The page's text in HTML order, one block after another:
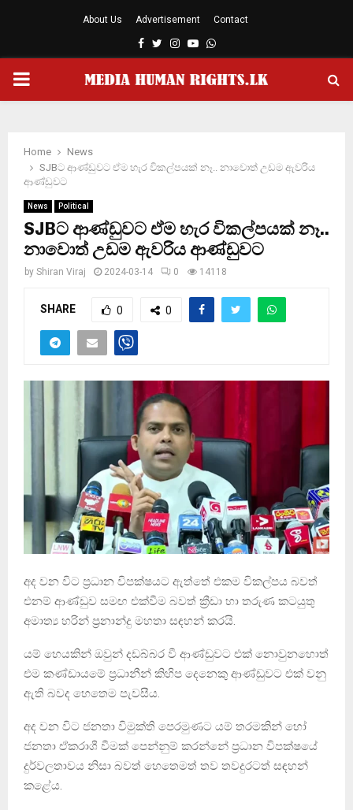
About Us Advertisement Contact
Facebook
TwitterInstagram
YoutubeWhatsapp
PRIMARY
Home
News
SJBට ආණ්ඩුවට ඒම හැර විකල්පයක් නෑ.. නාවොත් උඩම ඇවරිය
ආණ්ඩුවට
News Political
SJBට ආණ්ඩුවට ඒම හැර විකල්පයක් නෑ..
නාවොත් උඩම ඇවරිය ආණ්ඩුවට
by Shiran Viraj 2024-03-14 0 14118
SHARE 0 0
අද වන විට ප්‍රධාන විපක්ෂයට ඇත්තේ එකම විකල්පය බවත්
එනම් ආණ්ඩුව සමඟ එක්වීම බවත් ක්‍රීඩා හා තරුණ කටයුතු
අමාත්‍ය හරින් ප්‍රනාන්දු මහතා සඳහන් කරයි.
යම් හෙයකින් ඔවුන් දඩබ්බර වී ආණ්ඩුවට එක් නොවුනහොත්
එම කණ්ඩායමේ ප්‍රධානීන් කිහිප දෙනෙකු ආණ්ඩුවට එක් වනු
ඇති බවද හෙතෙම පැවසීය.
අද වන විට ජනතා විමුක්ති පෙරමුණට යම් තරමකින් හෝ
ජනතා ඒකරාශී වීමක් පෙන්නුම් කරන්නේ ප්‍රධාන විපක්ෂයේ
දුර්වලතාවය නිසා බවත් හෙතෙමත් තව තවදුරටත් සඳහන්
කළේය.